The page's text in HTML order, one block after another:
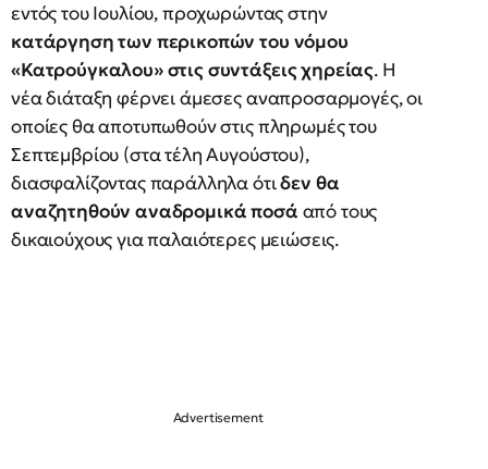
εντός του Ιουλίου, προχωρώντας στην
κατάργηση των περικοπών του νόμου
«Κατρούγκαλου» στις συντάξεις χηρείας. Η
νέα διάταξη φέρνει άμεσες αναπροσαρμογές, οι
οποίες θα αποτυπωθούν στις πληρωμές του
Σεπτεμβρίου (στα τέλη Αυγούστου),
διασφαλίζοντας παράλληλα ότιδεν θα
αναζητηθούν αναδρομικά ποσά από τους
δικαιούχους για παλαιότερες μειώσεις.